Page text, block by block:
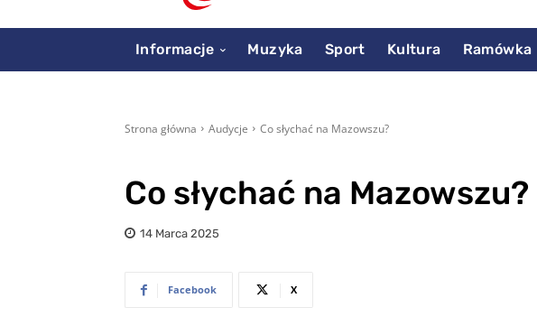
Informacje Muzyka Sport Kultura Ramówka
Strona główna Audycje Co słychać na Mazowszu?
Co słychać na Mazowszu?
14 Marca 2025
Facebook X